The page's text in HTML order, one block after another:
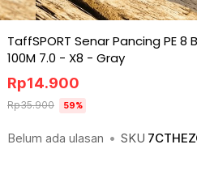
TaffSPORT Senar Pancing PE 8
100M 7.0 - X8 - Gray
Belum ada ulasan • SKU
Rp14.900
Rp35.900 59%